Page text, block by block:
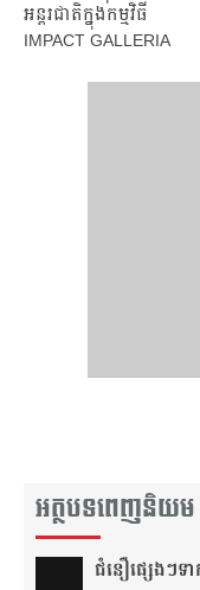
អន្តរជាតិ​​ក្នុង​កម្មវិធី​
IMPACT GALLERIA
អត្ថបទពេញនិយម
ជំនឿ​ផ្សេងៗ​ទ